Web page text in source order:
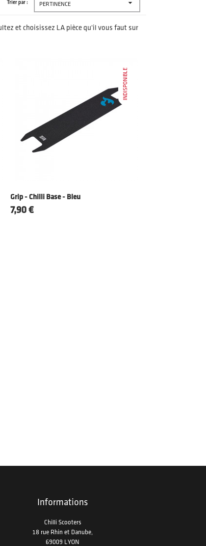
Trier par : PERTINENCE 
et choisissez LA pièce qu'il vous faut sur
Grip - Chilli Base - Bleu
Prix
7,90 €
INDISPONIBLE
Informations
Chilli Scooters
18 rue Rhin et Danube,
69009 LYON